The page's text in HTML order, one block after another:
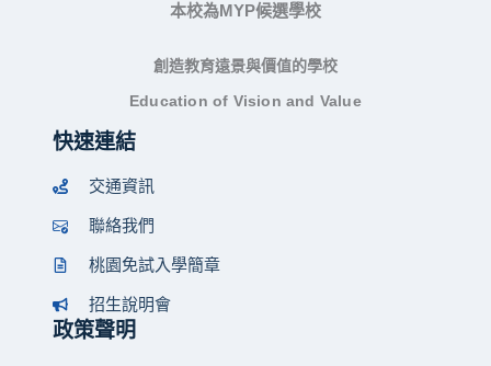
本校為MYP候選學校
創造教育遠景與價值的學校
Education of Vision and Value
快速連結
交通資訊
聯絡我們
桃園免試入學簡章
招生說明會
政策聲明